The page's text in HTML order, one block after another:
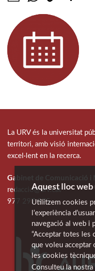
La URV és la universitat
territori, amb visió
excel·lent en la recerca.
Gabinet de Comunicació i
redaccio@urv.cat
977 297 975
Aquest lloc
Utilitzem cookies
l’experiència
navegació al web i
“Acceptar totes les
que voleu acceptar
les cookies
Consulteu la nostra